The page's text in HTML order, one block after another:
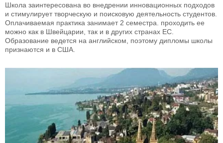
Школа заинтересована во внедрении инновационных подходов
и стимулирует творческую и поисковую деятельность студентов.
Оплачиваемая практика занимает 2 семестра. проходить ее
можно как в Швейцарии, так и в других странах ЕС.
Образование ведется на английском, поэтому дипломы школы
признаются и в США.